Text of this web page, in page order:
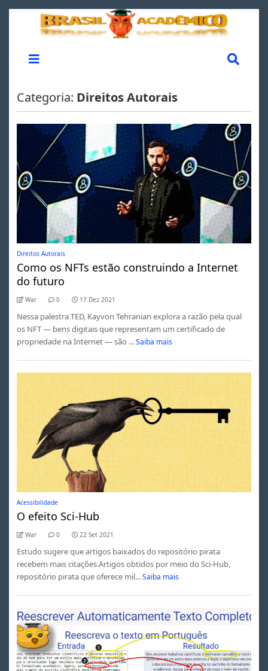
Categoria: Direitos Autorais
Direitos Autorais
Como os NFTs estão construindo a Internet
do futuro
War 0 17 Dez 2021
Nessa palestra TED, Kayvon Tehranian explora a razão pela qual
os NFT — bens digitais que representam um certificado de
propriedade na Internet — são ... Saiba mais
Acessibilidade
O efeito Sci-Hub
War 0 22 Set 2021
Estudo sugere que artigos baixados do repositório pirata
recebem mais citações.Artigos obtidos por meio do Sci-Hub,
repositório pirata que oferece mil... Saiba mais